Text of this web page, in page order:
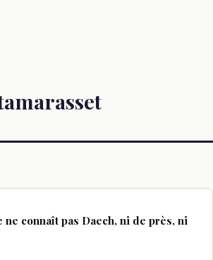
ne connaît pas Daech, ni de près, ni